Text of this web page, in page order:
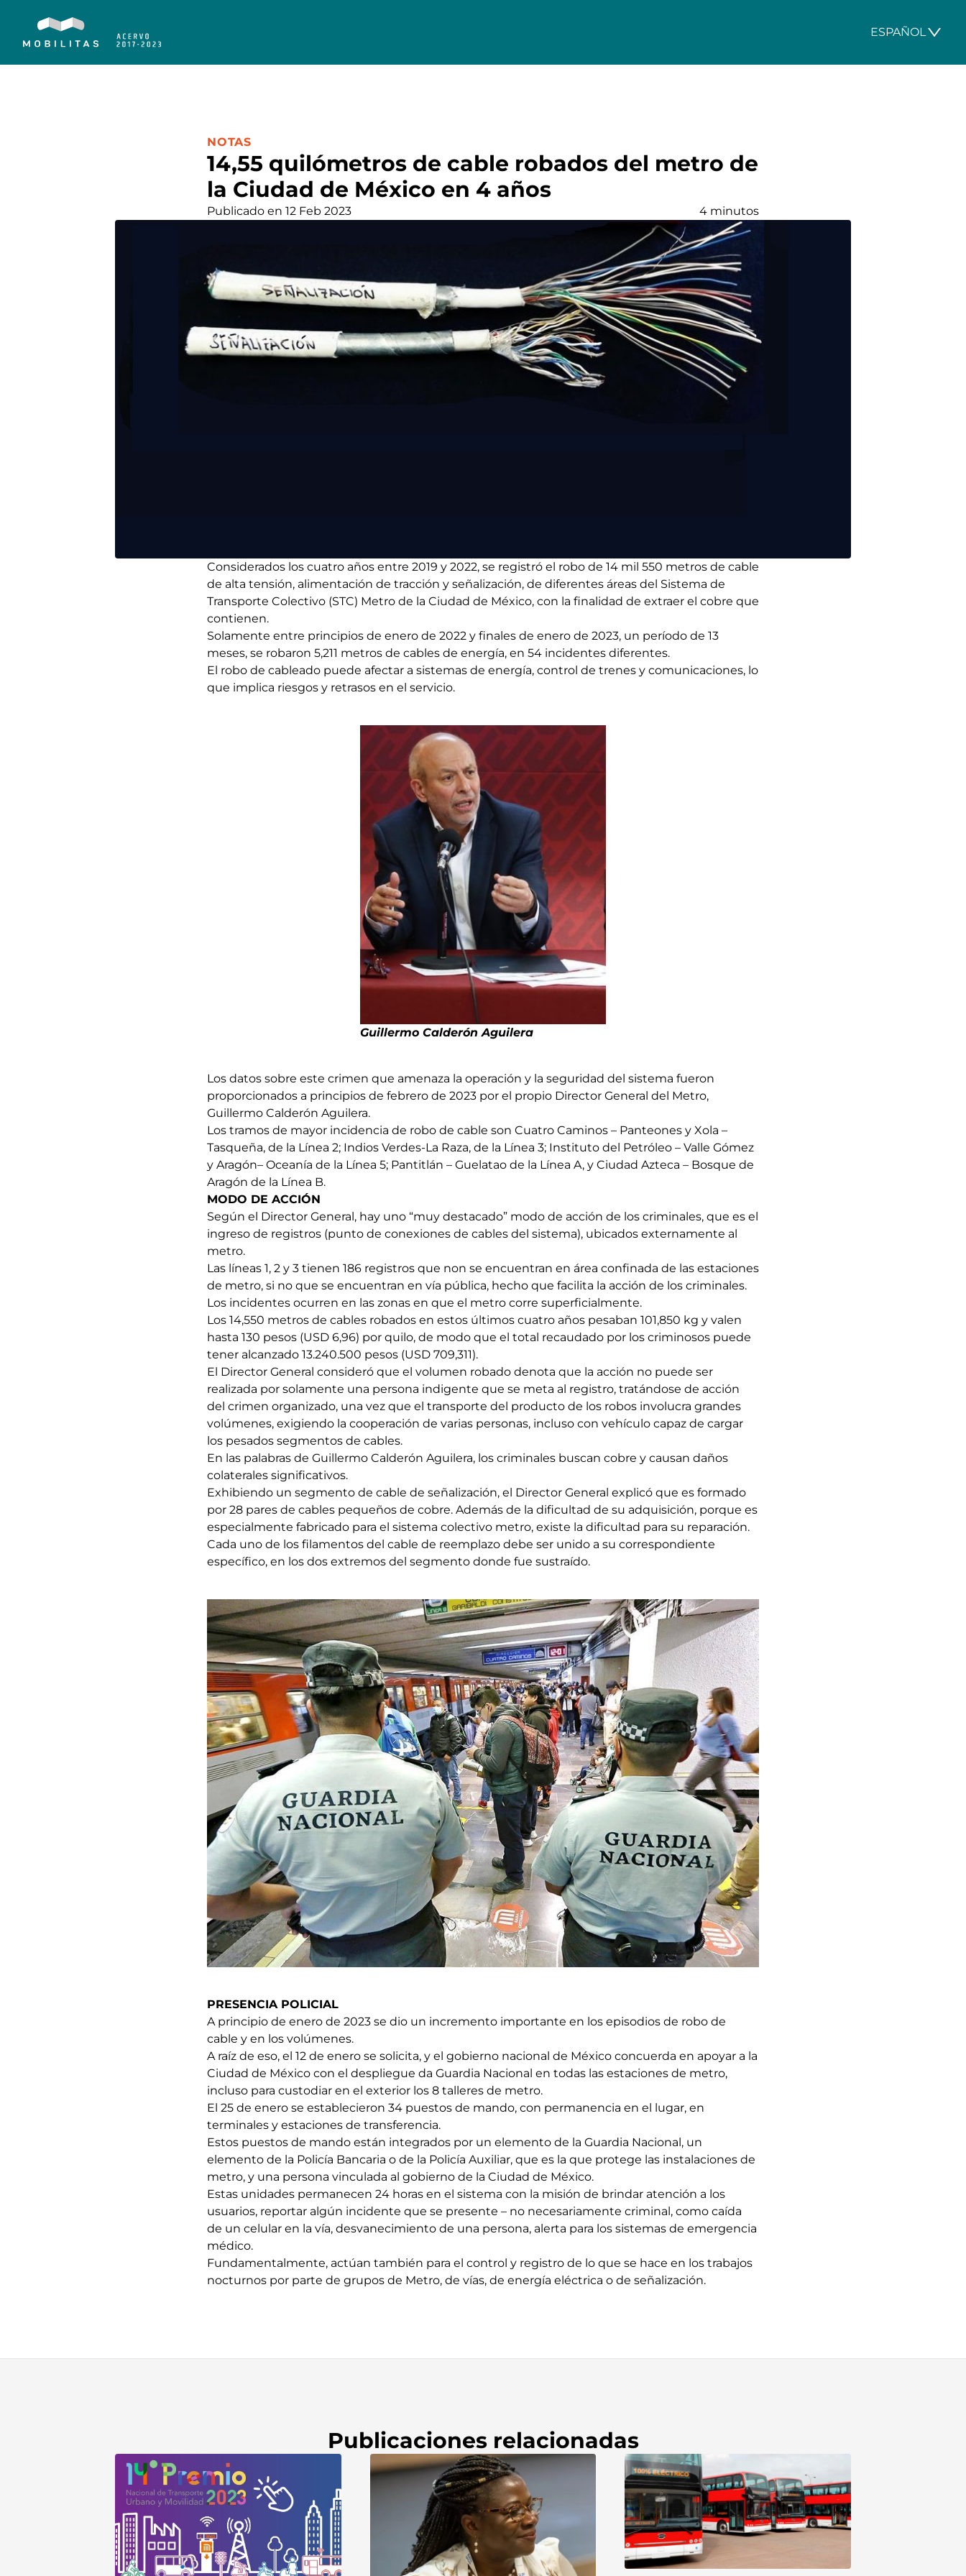
ESPAÑOL
14,55 quilómetros de cable robados del metro de
la Ciudad de México en 4 años
CATEGORÍA:
NOTAS
Publicado en 12 Feb 2023 4 minutos
Considerados los cuatro años entre 2019 y 2022, se registró el robo de 14 mil 550 metros de cable
de alta tensión, alimentación de tracción y señalización, de diferentes áreas del Sistema de
Transporte Colectivo (STC) Metro de la Ciudad de México, con la finalidad de extraer el cobre que
contienen.
Solamente entre principios de enero de 2022 y finales de enero de 2023, un período de 13
meses, se robaron 5,211 metros de cables de energía, en 54 incidentes diferentes.
El robo de cableado puede afectar a sistemas de energía, control de trenes y comunicaciones, lo
que implica riesgos y retrasos en el servicio.
Guillermo Calderón Aguilera
Los datos sobre este crimen que amenaza la operación y la seguridad del sistema fueron
proporcionados a principios de febrero de 2023 por el propio Director General del Metro,
Guillermo Calderón Aguilera.
Los tramos de mayor incidencia de robo de cable son Cuatro Caminos – Panteones y Xola –
Tasqueña, de la Línea 2; Indios Verdes-La Raza, de la Línea 3; Instituto del Petróleo – Valle Gómez
y Aragón– Oceanía de la Línea 5; Pantitlán – Guelatao de la Línea A, y Ciudad Azteca – Bosque de
Aragón de la Línea B.
MODO DE ACCIÓN
Según el Director General, hay uno “muy destacado” modo de acción de los criminales, que es el
ingreso de registros (punto de conexiones de cables del sistema), ubicados externamente al
metro.
Las líneas 1, 2 y 3 tienen 186 registros que non se encuentran en área confinada de las estaciones
de metro, si no que se encuentran en vía pública, hecho que facilita la acción de los criminales.
Los incidentes ocurren en las zonas en que el metro corre superficialmente.
Los 14,550 metros de cables robados en estos últimos cuatro años pesaban 101,850 kg y valen
hasta 130 pesos (USD 6,96) por quilo, de modo que el total recaudado por los criminosos puede
tener alcanzado 13.240.500 pesos (USD 709,311).
El Director General consideró que el volumen robado denota que la acción no puede ser
realizada por solamente una persona indigente que se meta al registro, tratándose de acción
del crimen organizado, una vez que el transporte del producto de los robos involucra grandes
volúmenes, exigiendo la cooperación de varias personas, incluso con vehículo capaz de cargar
los pesados segmentos de cables.
En las palabras de Guillermo Calderón Aguilera, los criminales buscan cobre y causan daños
colaterales significativos.
Exhibiendo un segmento de cable de señalización, el Director General explicó que es formado
por 28 pares de cables pequeños de cobre. Además de la dificultad de su adquisición, porque es
especialmente fabricado para el sistema colectivo metro, existe la dificultad para su reparación.
Cada uno de los filamentos del cable de reemplazo debe ser unido a su correspondiente
específico, en los dos extremos del segmento donde fue sustraído.
PRESENCIA POLICIAL
A principio de enero de 2023 se dio un incremento importante en los episodios de robo de
cable y en los volúmenes.
A raíz de eso, el 12 de enero se solicita, y el gobierno nacional de México concuerda en apoyar a la
Ciudad de México con el despliegue da Guardia Nacional en todas las estaciones de metro,
incluso para custodiar en el exterior los 8 talleres de metro.
El 25 de enero se establecieron 34 puestos de mando, con permanencia en el lugar, en
terminales y estaciones de transferencia.
Estos puestos de mando están integrados por un elemento de la Guardia Nacional, un
elemento de la Policía Bancaria o de la Policía Auxiliar, que es la que protege las instalaciones de
metro, y una persona vinculada al gobierno de la Ciudad de México.
Estas unidades permanecen 24 horas en el sistema con la misión de brindar atención a los
usuarios, reportar algún incidente que se presente – no necesariamente criminal, como caída
de un celular en la vía, desvanecimiento de una persona, alerta para los sistemas de emergencia
médico.
Fundamentalmente, actúan también para el control y registro de lo que se hace en los trabajos
nocturnos por parte de grupos de Metro, de vías, de energía eléctrica o de señalización.
Publicaciones relacionadas